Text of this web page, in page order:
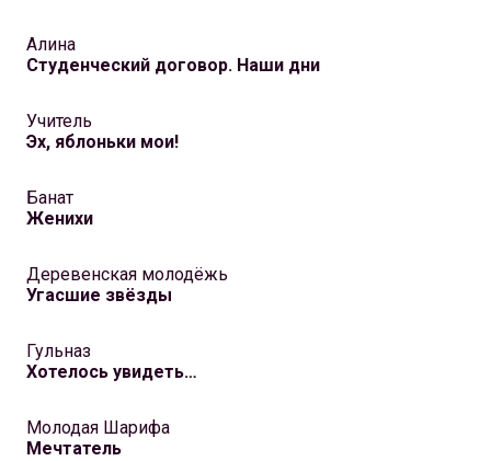
Алина
Студенческий договор. Наши дни
Учитель
Эх, яблоньки мои!
Банат
Женихи
Деревенская молодёжь
Угасшие звёзды
Гульназ
Хотелось увидеть…
Молодая Шарифа
Мечтатель